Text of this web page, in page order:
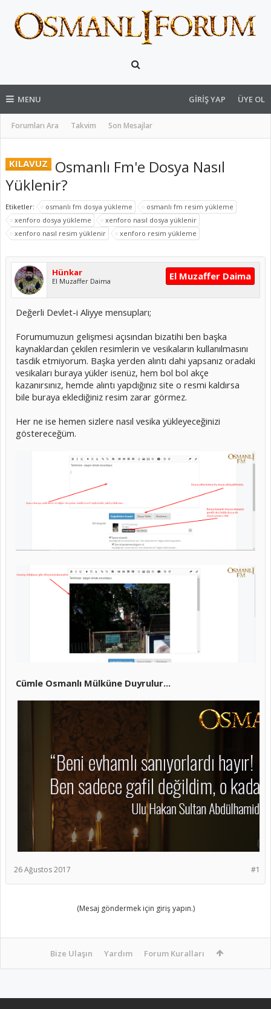
MENU
Forumları Ara Takvim Son Mesajlar
GIRIŞ YAP ÜYE OL
KILAVUZ
Osmanlı Fm'e Dosya Nasıl
Yüklenir?
Etiketler: osmanlı fm dosya yükleme
osmanlı fm resim yükleme
xenforo dosya yükleme
xenforo nasıl dosya yüklenir
xenforo nasıl resim yüklenir
xenforo resim yükleme
Hünkar
El Muzaffer Daima El Muzaffer Daima
Değerli Devlet-i Aliyye mensupları;
Forumumuzun gelişmesi açısından bizatihi ben başka
kaynaklardan çekilen resimlerin ve vesikaların kullanılmasını
tasdik etmiyorum. Başka yerden alıntı dahi yapsanız oradaki
vesikaları buraya yükler isenüz, hem bol bol akçe
kazanırsınız, hemde alıntı yapdığınız site o resmi kaldırsa
bile buraya eklediğiniz resim zarar görmez.
Her ne ise hemen sizlere nasıl vesika yükleyeceğinizi
göstereceğüm.
Cümle Osmanlı Mülküne Duyrulur...
#1
26 Ağustos 2017
(Mesaj göndermek için giriş yapın.)
Bize Ulaşın Yardım Forum Kuralları